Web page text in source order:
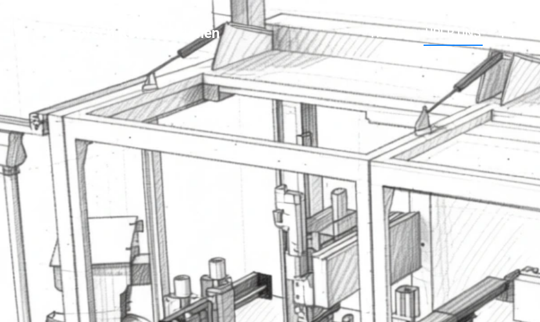
Fötsch Konstruktionen HOME ÜBER UNS